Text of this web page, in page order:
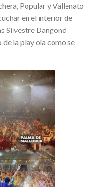
Popular y Vallenato
en el interior de
Silvestre Dangond
de la play ola como se